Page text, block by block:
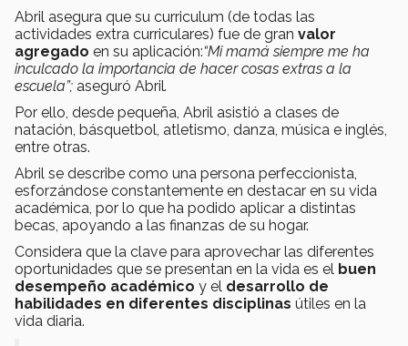
Abril asegura que su curriculum (de todas las
actividades extra curriculares) fue de gran valor
agregado en su aplicación:“Mi mamá siempre me ha
inculcado la importancia de hacer cosas extras a la
escuela”; aseguró Abril.
Por ello, desde pequeña, Abril asistió a clases de
natación, básquetbol, atletismo, danza, música e inglés,
entre otras.
Abril se describe como una persona perfeccionista,
esforzándose constantemente en destacar en su vida
académica, por lo que ha podido aplicar a distintas
becas, apoyando a las finanzas de su hogar.
Considera que la clave para aprovechar las diferentes
oportunidades que se presentan en la vida es el buen
desempeño académico y el desarrollo de
habilidades en diferentes disciplinas útiles en la
vida diaria.